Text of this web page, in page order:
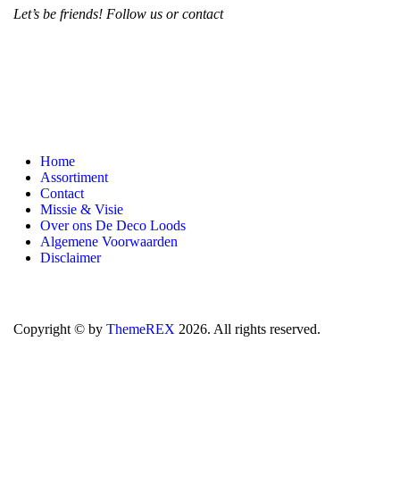
Let’s be friends! Follow us or contact
Home
Assortiment
Contact
Missie & Visie
Over ons De Deco Loods
Algemene Voorwaarden
Disclaimer
Copyright © by ThemeREX 2026. All rights reserved.